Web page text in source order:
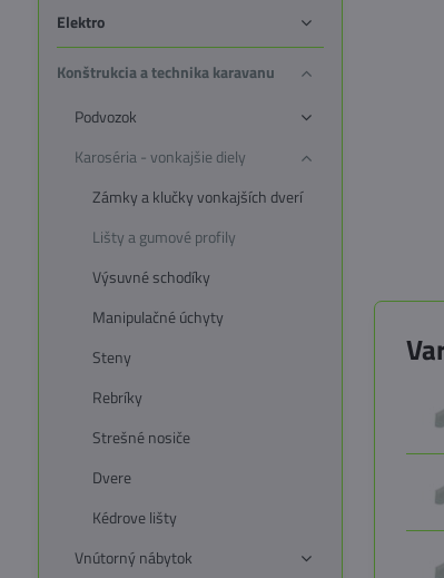
Elektro
Konštrukcia a technika karavanu
Podvozok
Karoséria - vonkajšie diely
Zámky a klučky vonkajších dverí
Lišty a gumové profily
Výsuvné schodíky
Manipulačné úchyty
Steny
Rebríky
Strešné nosiče
Dvere
Kédrove lišty
Vnútorný nábytok